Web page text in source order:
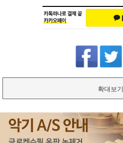
확대보기